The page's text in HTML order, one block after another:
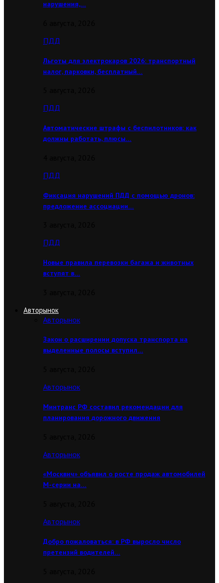
нарушения,…
ПДД
Льготы для электрокаров 2026: транспортный
налог, парковки, бесплатный…
ПДД
Автоматические штрафы с беспилотников: как
должны работать, плюсы…
ПДД
Фиксация нарушений ПДД с помощью дронов:
предложение ассоциации…
ПДД
Новые правила перевозки багажа и животных
вступят в…
Авторынок
Авторынок
Закон о расширении допуска транспорта на
выделенные полосы вступил…
Авторынок
Минтранс РФ составил рекомендации для
планирования дорожного движения
Авторынок
«Москвич» объявил о росте продаж автомобилей
М-серии на…
Авторынок
Добро пожаловаться: в РФ выросло число
претензий водителей…